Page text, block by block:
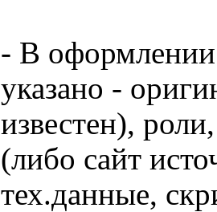
- В
указано -
известен),
(либо сайт
тех.данные,